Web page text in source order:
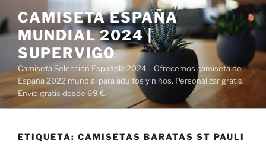
al
contenido
CAMISETA ESPAÑA
MUNDIAL 2024 |
SUPERVIGO
Camiseta Selección Española 2024 – Ofrecemos camiseta de
España 2022 mundial para adultos y niños. Personalizar gratis.
Envío gratis desde 69 €.
ETIQUETA: CAMISETAS BARATAS ST PAULI